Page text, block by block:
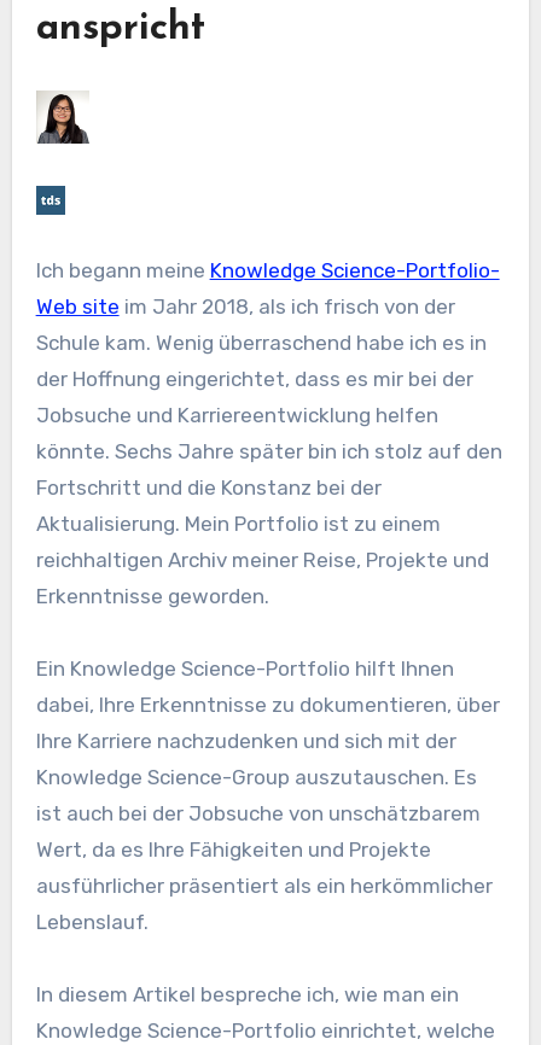
anspricht
Ich begann meine Knowledge Science-Portfolio-
Web site im Jahr 2018, als ich frisch von der
Schule kam. Wenig überraschend habe ich es in
der Hoffnung eingerichtet, dass es mir bei der
Jobsuche und Karriereentwicklung helfen
könnte. Sechs Jahre später bin ich stolz auf den
Fortschritt und die Konstanz bei der
Aktualisierung. Mein Portfolio ist zu einem
reichhaltigen Archiv meiner Reise, Projekte und
Erkenntnisse geworden.
Ein Knowledge Science-Portfolio hilft Ihnen
dabei, Ihre Erkenntnisse zu dokumentieren, über
Ihre Karriere nachzudenken und sich mit der
Knowledge Science-Group auszutauschen. Es
ist auch bei der Jobsuche von unschätzbarem
Wert, da es Ihre Fähigkeiten und Projekte
ausführlicher präsentiert als ein herkömmlicher
Lebenslauf.
In diesem Artikel bespreche ich, wie man ein
Knowledge Science-Portfolio einrichtet, welche